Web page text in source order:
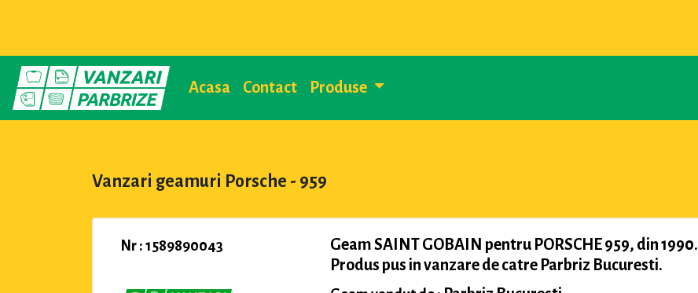
Acasa Contact Produse
Vanzari geamuri Porsche - 959
Nr : 1589890043
Geam SAINT GOBAIN pentru PORSCHE 959, din 1990.
Produs pus in vanzare de catre Parbriz Bucuresti.